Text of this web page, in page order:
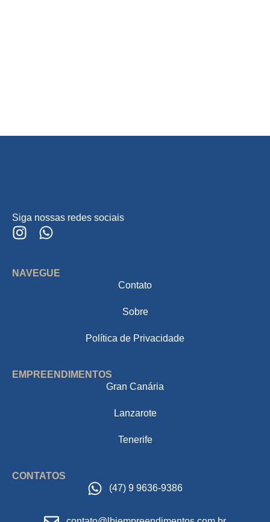
Siga nossas redes sociais
NAVEGUE
Contato
Sobre
Política de Privacidade
EMPREENDIMENTOS
Gran Canária
Lanzarote
Tenerife
CONTATOS
(47) 9 9636-9386